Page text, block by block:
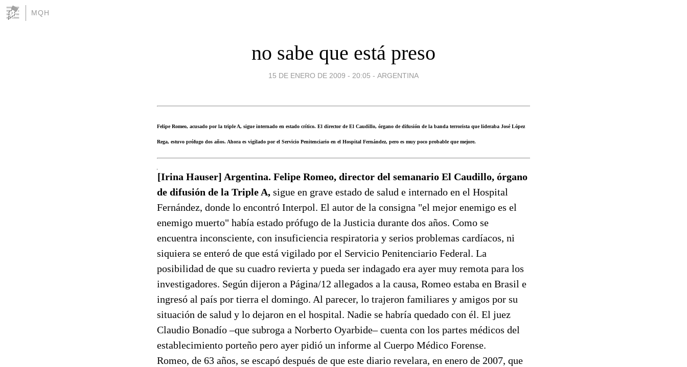
MQH
no sabe que está preso
15 DE ENERO DE 2009 - 20:05 - ARGENTINA
Felipe Romeo, acusado por la triple A, sigue internado en estado crítico. El director de El Caudillo, órgano de difusión de la banda terrorista que lideraba José López
Rega, estuvo prófugo dos años. Ahora es vigilado por el Servicio Penitenciario en el Hospital Fernández, pero es muy poco probable que mejore.
[Irina Hauser] Argentina. Felipe Romeo, director del semanario El Caudillo, órgano
de difusión de la Triple A, sigue en grave estado de salud e internado en el Hospital
Fernández, donde lo encontró Interpol. El autor de la consigna "el mejor enemigo es el
enemigo muerto" había estado prófugo de la Justicia durante dos años. Como se
encuentra inconsciente, con insuficiencia respiratoria y serios problemas cardíacos, ni
siquiera se enteró de que está vigilado por el Servicio Penitenciario Federal. La
posibilidad de que su cuadro revierta y pueda ser indagado era ayer muy remota para los
investigadores. Según dijeron a Página/12 allegados a la causa, Romeo estaba en Brasil e
ingresó al país por tierra el domingo. Al parecer, lo trajeron familiares y amigos por su
situación de salud y lo dejaron en el hospital. Nadie se habría quedado con él. El juez
Claudio Bonadío –que subroga a Norberto Oyarbide– cuenta con los partes médicos del
establecimiento porteño pero ayer pidió un informe al Cuerpo Médico Forense.
Romeo, de 63 años, se escapó después de que este diario revelara, en enero de 2007, que